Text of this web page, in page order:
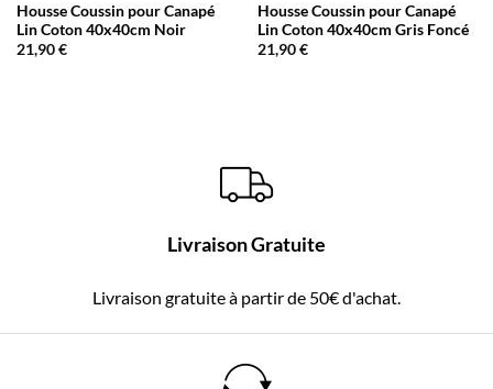
Housse Coussin pour Canapé
Lin Coton 40x40cm Noir
21,90€
Housse Coussin pour Canapé
Lin Coton 40x40cm Gris Foncé
21,90€
Livraison Gratuite
Livraison gratuite à partir de 50€ d'achat.